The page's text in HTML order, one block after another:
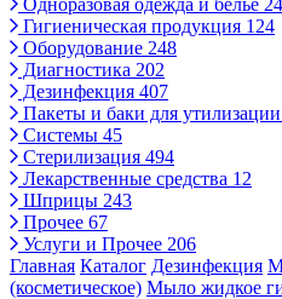
Одноразовая одежда и белье
Гигиеническая продукция 124
Оборудование 248
Диагностика 202
Дезинфекция 407
Пакеты и баки для утилизации
Системы 45
Стерилизация 494
Лекарственные средства 12
Шприцы 243
Прочее 67
Услуги и Прочее 206
Главная Каталог Дезинфекция
(косметическое) Мыло жидкое